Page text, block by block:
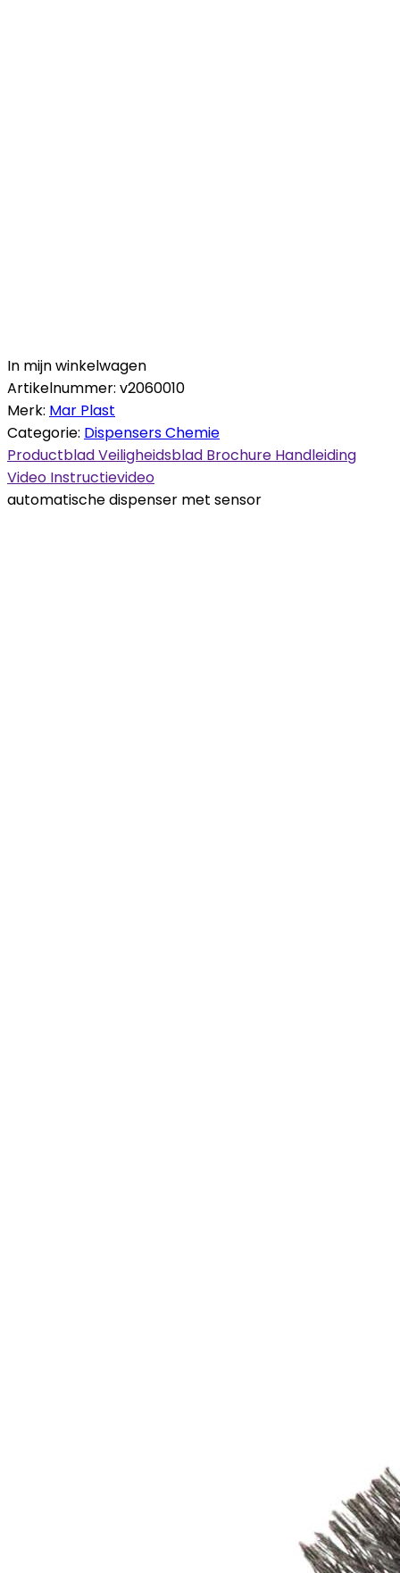
In mijn winkelwagen
Artikelnummer: v2060010
Merk: Mar Plast
Categorie: Dispensers Chemie
ProductbladVeiligheidsblad Brochure Handleiding
Video Instructievideo
automatische dispenser met sensor